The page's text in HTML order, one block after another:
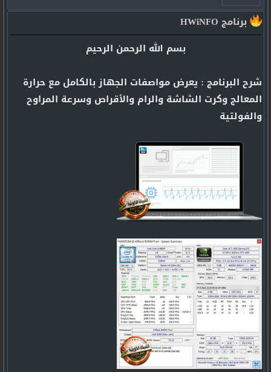
برنامج HWiNFO
بسم الله الرحمن الرحيم
شرح البرنامج : يعرض مواصفات الجهاز بالكامل مع حرارة
المعالج وكرت الشاشة والرام والأقراص وسرعة المراوح
والفولتية